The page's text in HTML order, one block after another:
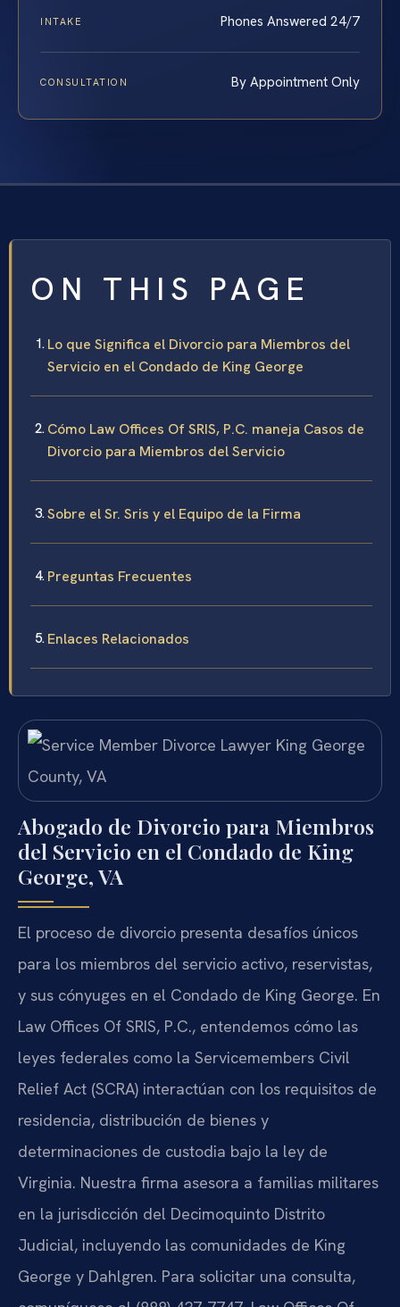
INTAKE Phones Answered 24/7
CONSULTATION By Appointment Only
ON THIS PAGE
Lo que Significa el Divorcio para Miembros del
Servicio en el Condado de King George
Cómo Law Offices Of SRIS, P.C. maneja Casos de
Divorcio para Miembros del Servicio
Sobre el Sr. Sris y el Equipo de la Firma
Preguntas Frecuentes
Enlaces Relacionados
Abogado de Divorcio para Miembros
del Servicio en el Condado de King
George, VA
El proceso de divorcio presenta desafíos únicos
para los miembros del servicio activo, reservistas,
y sus cónyuges en el Condado de King George. En
Law Offices Of SRIS, P.C., entendemos cómo las
leyes federales como la Servicemembers Civil
Relief Act (SCRA) interactúan con los requisitos de
residencia, distribución de bienes y
determinaciones de custodia bajo la ley de
Virginia. Nuestra firma asesora a familias militares
en la jurisdicción del Decimoquinto Distrito
Judicial, incluyendo las comunidades de King
George y Dahlgren. Para solicitar una consulta,